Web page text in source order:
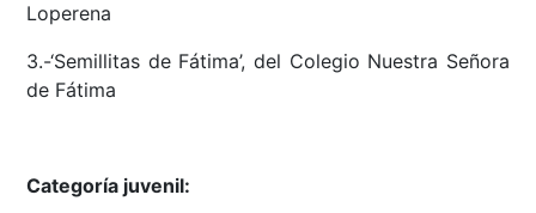
Loperena
3.-‘Semillitas de Fátima’, del Colegio Nuestra Señora
de Fátima
Categoría juvenil: